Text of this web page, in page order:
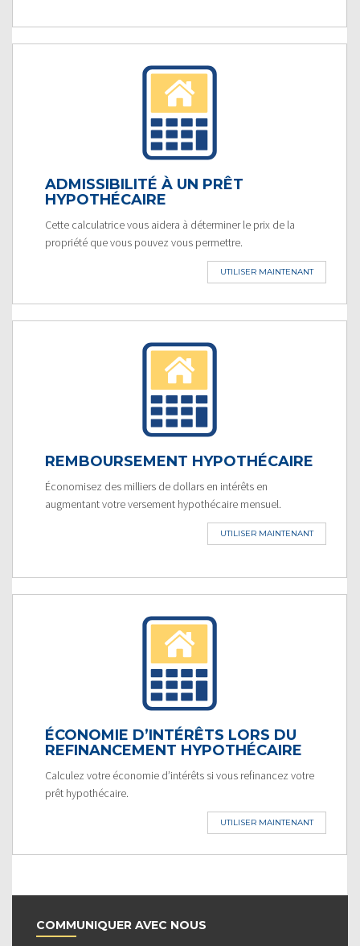
ADMISSIBILITÉ À UN PRÊT
HYPOTHÉCAIRE
Cette calculatrice vous aidera à déterminer le prix de la
propriété que vous pouvez vous permettre.
UTILISER MAINTENANT
REMBOURSEMENT HYPOTHÉCAIRE
Économisez des milliers de dollars en intérêts en
augmentant votre versement hypothécaire mensuel.
UTILISER MAINTENANT
ÉCONOMIE D’INTÉRÊTS LORS DU
REFINANCEMENT HYPOTHÉCAIRE
Calculez votre économie d’intérêts si vous refinancez votre
prêt hypothécaire.
UTILISER MAINTENANT
COMMUNIQUER AVEC NOUS